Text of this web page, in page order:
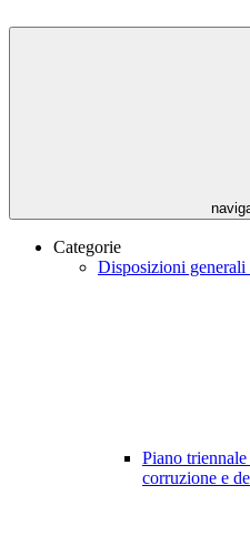
Categorie
Disposizioni generali
Piano
corruzione e